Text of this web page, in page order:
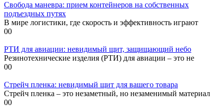
Свобода маневра: прием контейнеров на собственных
подъездных путях
В мире логистики, где скорость и эффективность играют
00
РТИ для авиации: невидимый щит, защищающий небо
Резинотехнические изделия (РТИ) для авиации – это не
00
Стрейч пленка: невидимый щит для вашего товара
Стрейч пленка – это незаметный, но незаменимый материал
00